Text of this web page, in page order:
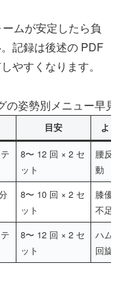
ムが安定したら負
記録は後述の PDF
やすくなります。
の姿勢別メニュー早
目安 よく
8〜 12 回 × 2 セ
ット
腰反
動
8〜 10 回 × 2 セ
ット
膝優
不足
8〜 12 回 × 2 セ
ット
ハム
回旋